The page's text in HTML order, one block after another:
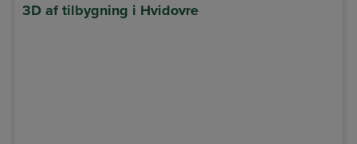
3D af tilbygning i Hvidovre